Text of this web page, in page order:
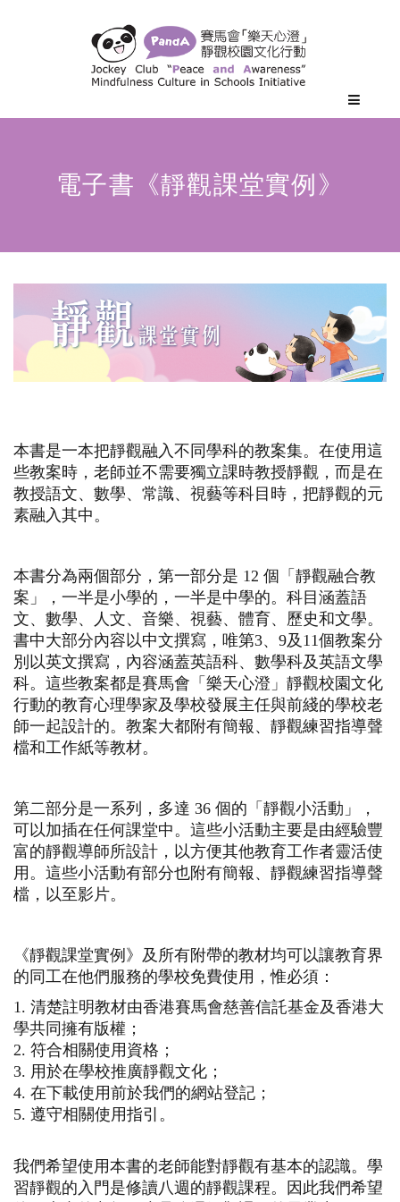
電子書《靜觀課堂實例 》
本書是一本把靜觀融入不同學科的教案集。在使用這
些教案時，老師並不需要獨立課時教授靜觀，而是在
教授語文、數學、常識、視藝等科目時，把靜觀的元
素融入其中。
本書分為兩個部分，第一部分是 12 個「靜觀融合教
案」，一半是小學的，一半是中學的。科目涵蓋語
文、數學、人文、音樂、視藝、體育、歷史和文學。
書中大部分內容以中文撰寫，唯第3、9及11個教案分
別以英文撰寫，內容涵蓋英語科、數學科及英語文學
科。這些教案都是賽馬會「樂天心澄」靜觀校園文化
行動的教育心理學家及學校發展主任與前綫的學校老
師一起設計的。教案大都附有簡報、靜觀練習指導聲
檔和工作紙等教材。
第二部分是一系列，多達 36 個的「靜觀小活動」，
可以加插在任何課堂中。這些小活動主要是由經驗豐
富的靜觀導師所設計，以方便其他教育工作者靈活使
用。這些小活動有部分也附有簡報、靜觀練習指導聲
檔，以至影片。
《靜觀課堂實例》及所有附帶的教材均可以讓教育界
的同工在他們服務的學校免費使用，惟必須：
清楚註明教材由香港賽馬會慈善信託基金及香港大
學共同擁有版權；
符合相關使用資格；
用於在學校推廣靜觀文化；
在下載使用前於我們的網站登記；
遵守相關使用指引。
我們希望使用本書的老師能對靜觀有基本的認識。學
習靜觀的入門是修讀八週的靜觀課程。因此我們希望